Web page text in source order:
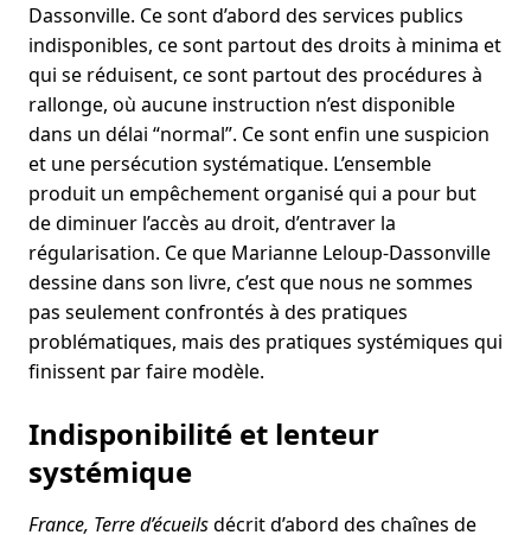
Dassonville. Ce sont d’abord des services publics
indisponibles, ce sont partout des droits à minima et
qui se réduisent, ce sont partout des procédures à
rallonge, où aucune instruction n’est disponible
dans un délai “normal”. Ce sont enfin une suspicion
et une persécution systématique. L’ensemble
produit un empêchement organisé qui a pour but
de diminuer l’accès au droit, d’entraver la
régularisation. Ce que Marianne Leloup-Dassonville
dessine dans son livre, c’est que nous ne sommes
pas seulement confrontés à des pratiques
problématiques, mais des pratiques systémiques qui
finissent par faire modèle.
Indisponibilité et lenteur
systémique
France, Terre d’écueilsdécrit d’abord des chaînes de